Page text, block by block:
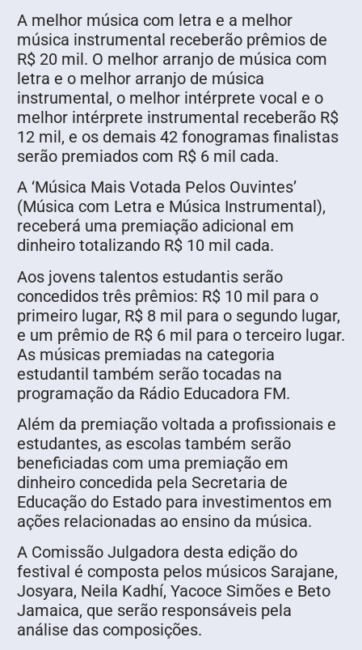
A melhor música com letra e a melhor
música instrumental receberão prêmios de
R$ 20 mil. O melhor arranjo de música com
letra e o melhor arranjo de música
instrumental, o melhor intérprete vocal e o
melhor intérprete instrumental receberão R$
12 mil, e os demais 42 fonogramas finalistas
serão premiados com R$ 6 mil cada.
A ‘Música Mais Votada Pelos Ouvintes’
(Música com Letra e Música Instrumental),
receberá uma premiação adicional em
dinheiro totalizando R$ 10 mil cada.
Aos jovens talentos estudantis serão
concedidos três prêmios: R$ 10 mil para o
primeiro lugar, R$ 8 mil para o segundo lugar,
e um prêmio de R$ 6 mil para o terceiro lugar.
As músicas premiadas na categoria
estudantil também serão tocadas na
programação da Rádio Educadora FM.
Além da premiação voltada a profissionais e
estudantes, as escolas também serão
beneficiadas com uma premiação em
dinheiro concedida pela Secretaria de
Educação do Estado para investimentos em
ações relacionadas ao ensino da música.
A Comissão Julgadora desta edição do
festival é composta pelos músicos Sarajane,
Josyara, Neila Kadhí, Yacoce Simões e Beto
Jamaica, que serão responsáveis pela
análise das composições.